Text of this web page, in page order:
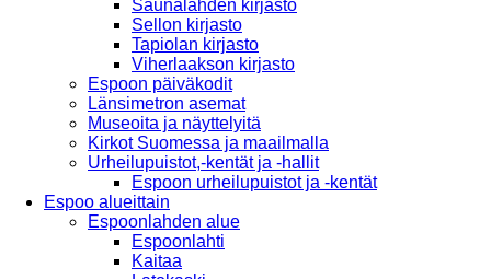
Saunalahden kirjasto
Sellon kirjasto
Tapiolan kirjasto
Viherlaakson kirjasto
Espoon päiväkodit
Länsimetron asemat
Museoita ja näyttelyitä
Kirkot Suomessa ja maailmalla
Urheilupuistot,-kentät ja -hallit
Espoon urheilupuistot ja -kentät
Espoo alueittain
Espoonlahden alue
Espoonlahti
Kaitaa